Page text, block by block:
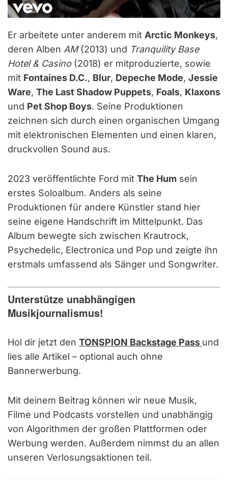
Er arbeitete unter anderem mit Arctic Monkeys,
deren Alben AM(2013) und Tranquility Base
Hotel & Casino(2018) er mitproduzierte, sowie
mit Fontaines D.C., Blur, Depeche Mode, Jessie
Ware, The Last Shadow Puppets, Foals, Klaxons
und Pet Shop Boys. Seine Produktionen
zeichnen sich durch einen organischen Umgang
mit elektronischen Elementen und einen klaren,
druckvollen Sound aus.
2023 veröffentlichte Ford mit The Hum sein
erstes Soloalbum. Anders als seine
Produktionen für andere Künstler stand hier
seine eigene Handschrift im Mittelpunkt. Das
Album bewegte sich zwischen Krautrock,
Psychedelic, Electronica und Pop und zeigte ihn
erstmals umfassend als Sänger und Songwriter.
Unterstütze unabhängigen
Musikjournalismus!
Hol dir jetzt den TONSPION Backstage Pass und
lies alle Artikel – optional auch ohne
Bannerwerbung.
Mit deinem Beitrag können wir neue Musik,
Filme und Podcasts vorstellen und unabhängig
von Algorithmen der großen Plattformen oder
Werbung werden. Außerdem nimmst du an allen
unseren Verlosungsaktionen teil.